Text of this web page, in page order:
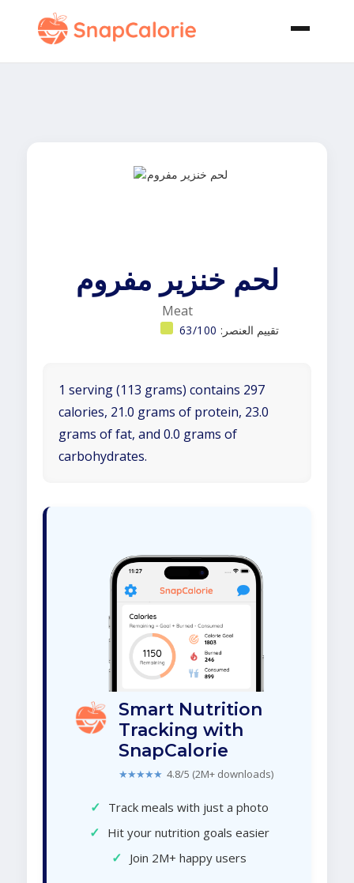
لحم خنزير مفروم
Meat
تقييم العنصر: 63/100
1 serving (113 grams) contains 297
calories, 21.0 grams of protein, 23.0
grams of fat, and 0.0 grams of
carbohydrates.
Smart Nutrition
Tracking with
SnapCalorie
★★★★★ 4.8/5 (2M+ downloads)
✓ Track meals with just a photo
✓ Hit your nutrition goals easier
✓ Join 2M+ happy users